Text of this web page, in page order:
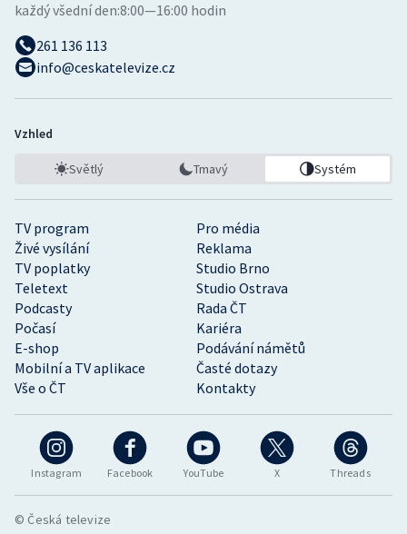
Instagram Facebook YouTube X Threads
TV program
Pro média
Živé vysílání
Reklama
TV poplatky
Studio Brno
Teletext
Studio Ostrava
Podcasty
Rada ČT
Počasí
Kariéra
E-shop
Podávání námětů
Mobilní a TV aplikace
Časté dotazy
Vše o ČT
Kontakty
každý všední den:8:00—16:00 hodin
261 136 113
info@ceskatelevize.cz
Vzhled
Světlý Tmavý Systém
© Česká televize